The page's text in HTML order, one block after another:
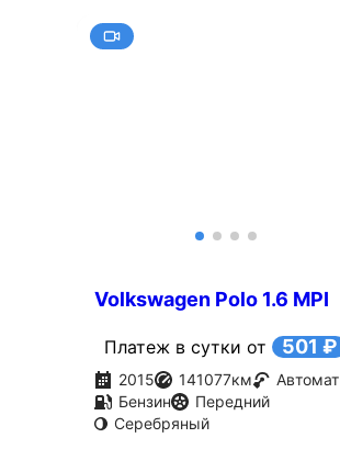
Volkswagen Polo 1.6 MPI
Платеж в сутки от 501 ₽
2015 141077км
Автомат
Бензин
Передний
Серебряный